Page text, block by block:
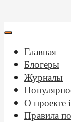
Главная
Блогеры
Журналы
О проекте
Правила